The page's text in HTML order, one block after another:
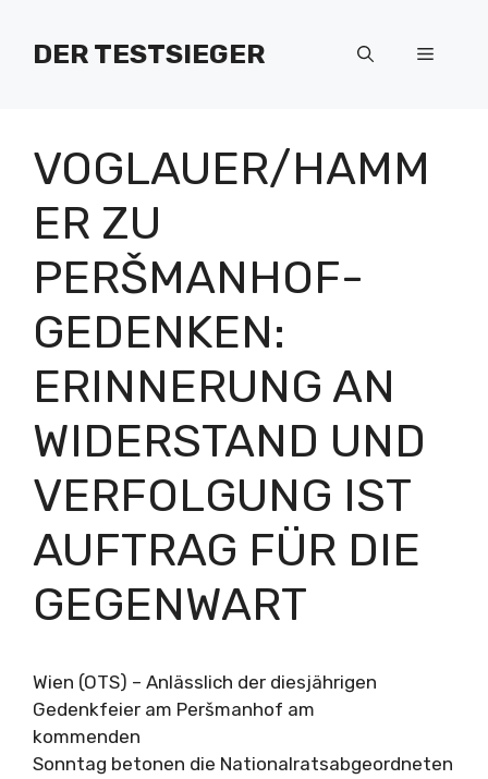
Inhalt
springenDER TESTSIEGER Menü
VOGLAUER/HAMM
ER ZU
PERŠMANHOF-
GEDENKEN:
ERINNERUNG AN
WIDERSTAND UND
VERFOLGUNG IST
AUFTRAG FÜR DIE
GEGENWART
Wien (OTS) – Anlässlich der diesjährigen
Gedenkfeier am Peršmanhof am
kommenden
Sonntag betonen die Nationalratsabgeordneten